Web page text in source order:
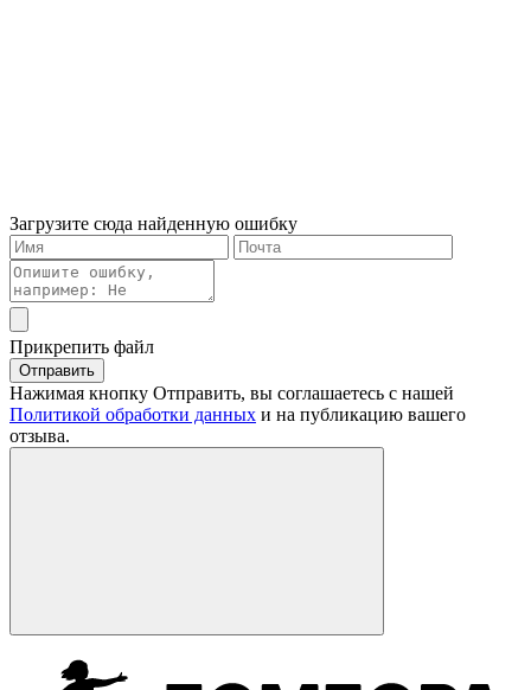
Загрузите сюда найденную ошибку
Прикрепить файл
Отправить
Нажимая кнопку Отправить, вы соглашаетесь с нашей
Политикой обработки данных и на публикацию вашего
отзыва.